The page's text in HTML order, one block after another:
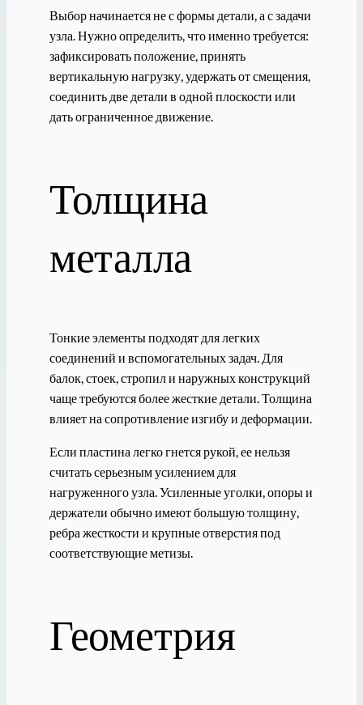
Выбор начинается не с формы детали, а с задачи
узла. Нужно определить, что именно требуется:
зафиксировать положение, принять
вертикальную нагрузку, удержать от смещения,
соединить две детали в одной плоскости или
дать ограниченное движение.
Толщина
металла
Тонкие элементы подходят для легких
соединений и вспомогательных задач. Для
балок, стоек, стропил и наружных конструкций
чаще требуются более жесткие детали. Толщина
влияет на сопротивление изгибу и деформации.
Если пластина легко гнется рукой, ее нельзя
считать серьезным усилением для
нагруженного узла. Усиленные уголки, опоры и
держатели обычно имеют большую толщину,
ребра жесткости и крупные отверстия под
соответствующие метизы.
Геометрия